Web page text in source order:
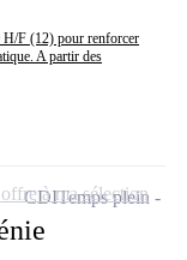
H/F (12) pour renforcer
A partir des
CDITemps plein
à ma sélection